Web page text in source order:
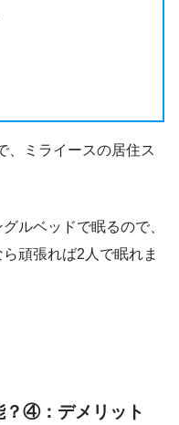
、ミライースの居住ス
ルベッドで眠るので、
頑張れば2人で眠れま
？④：デメリット